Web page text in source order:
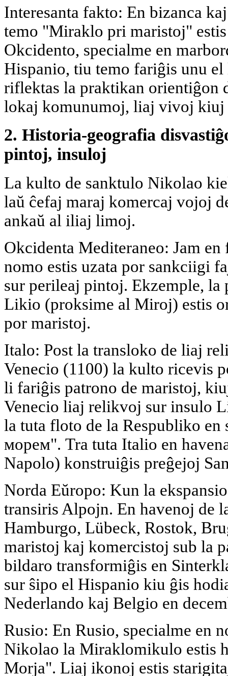
Interesanta fakto: En bizanca
temo "Miraklo pri maristoj" estis
Okcidento, specialme en
Hispanio, tiu temo fariĝis unu
riflektas la praktikan orientiĝon
lokaj komunumoj, liaj vivoj kiuj
2. Historia-geografia
pintoj, insuloj
La kulto de sanktulo Nikolao
laŭ ĉefaj maraj komercaj vojoj
ankaŭ al iliaj limoj.
Okcidenta Mediteraneo: Jam
nomo estis uzata por sankciigi
sur perileaj pintoj. Ekzemple, la
Likio (proksime al Miroj) estis
por maristoj.
Italo: Post la transloko de liaj
Venecio (1100) la kulto ricevis
li fariĝis patrono de maristoj,
Venecio liaj relikvoj sur insulo
la tuta floto de la Respubliko en
морем". Tra tuta Italio en
Napolo) konstruiĝis preĝejoj
Norda Eŭropo: Kun la
transiris Alpojn. En havenoj de
Hamburgo, Lübeck, Rostok,
maristoj kaj komercistoj sub la
bildaro transformiĝis en
sur ŝipo el Hispanio kiu ĝis
Nederlando kaj Belgio en
Rusio: En Rusio, specialme en
Nikolao la Miraklomikulo estis
Morja". Liaj ikonoj estis